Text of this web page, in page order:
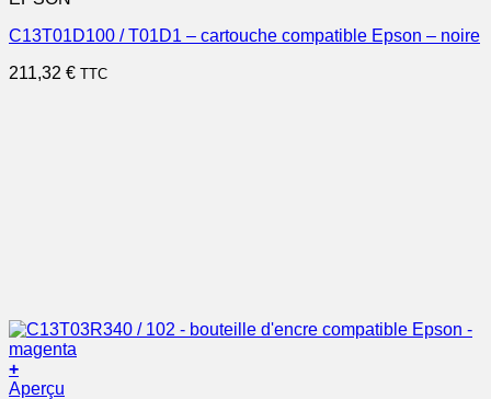
C13T01D100 / T01D1 – cartouche compatible Epson – noire
211,32 € TTC
+
Aperçu